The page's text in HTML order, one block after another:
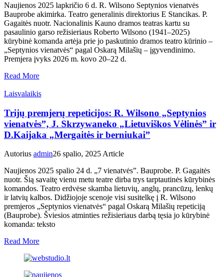
Naujienos 2025 lapkričio 6 d. R. Wilsono Septynios vienatvės
Bauprobe akimirka. Teatro generalinis direktorius E Stancikas. P.
Gagaitės nuotr. Nacionalinis Kauno dramos teatras kartu su
pasaulinio garso režisieriaus Roberto Wilsono (1941–2025)
kūrybinė komanda artėja prie jo paskutinio dramos teatro kūrinio –
„Septynios vienatvės“ pagal Oskarą Milašių – įgyvendinimo.
Premjera įvyks 2026 m. kovo 20–22 d.
Read More
Laisvalaikis
Trijų premjerų repeticijos: R. Wilsono „Septynios
vienatvės”, J. Skrzywaneko „Lietuviškos Vėlinės” ir
D.Kaijaka „Mergaitės ir berniukai”
Autorius admin26 spalio, 2025 Article
Naujienos 2025 spalio 24 d. „7 vienatvės”. Bauprobe. P. Gagaitės
nuotr. Šią savaitę vienu metu teatre dirba trys tarptautinės kūrybinės
komandos. Teatro erdvėse skamba lietuvių, anglų, prancūzų, lenkų
ir latvių kalbos. Didžiojoje scenoje visi susitelkę į R. Wilsono
premjeros „Septynios vienatvės“ pagal Oskarą Milašių repeticiją
(Bauprobe). Šviesios atminties režisieriaus darbą tęsia jo kūrybinė
komanda: teksto
Read More